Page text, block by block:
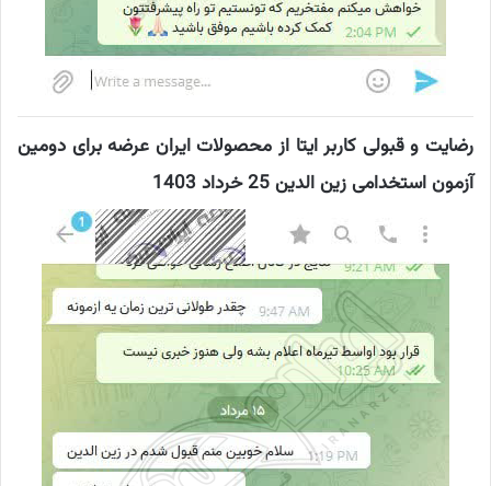
رضایت و قبولی کاربر ایتا از محصولات ایران عرضه برای دومین
آزمون استخدامی زین الدین 25 خرداد 1403